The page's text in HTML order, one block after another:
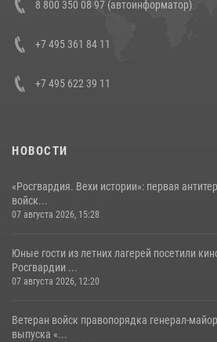
боевого опыта
8 800 350 08 97 (автоинформатор)
+7 495 361 84 11
+7 495 622 39 11
НОВОСТИ
«Росгвардия. Вехи истории»: первая
войск...
07 августа 2026, 15:28
Юные гости из летних лагерей посетили
Росгвардии ...
07 августа 2026, 12:20
Ветеран войск правопорядка генерал-
выпуска «...